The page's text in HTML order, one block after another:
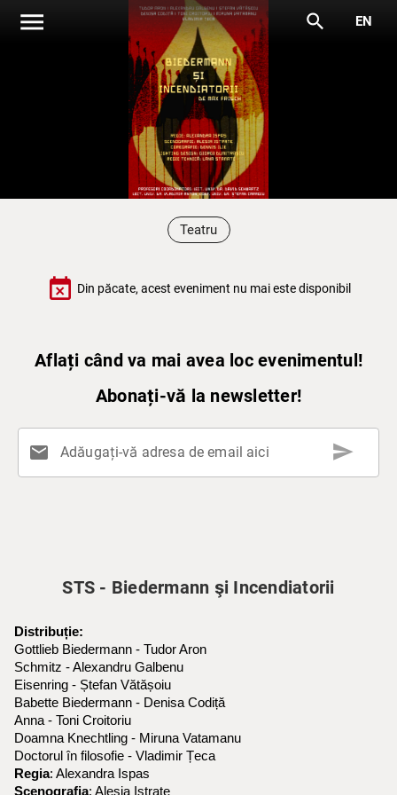
menu search EN
Teatru
event_busy Din păcate, acest eveniment nu mai este disponibil
Aflați când va mai avea loc evenimentul!
Abonați-vă la newsletter!
mail Adăugați-vă adresa de email aici send
STS - Biedermann şi Incendiatorii
Distribuție:
Gottlieb Biedermann - Tudor Aron
Schmitz - Alexandru Galbenu
Eisenring - Ștefan Vătășoiu
Babette Biedermann - Denisa Codiță
Anna - Toni Croitoriu
Doamna Knechtling - Miruna Vatamanu
Doctorul în filosofie - Vladimir Țeca
Regia: Alexandra Ispas
Scenografia: Alesia Istrate